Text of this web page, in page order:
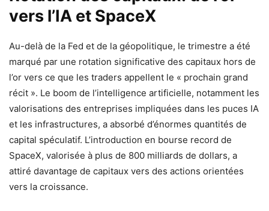
vers l’IA et SpaceX
Au-delà de la Fed et de la géopolitique, le trimestre a été
marqué par une rotation significative des capitaux hors de
l’or vers ce que les traders appellent le « prochain grand
récit ». Le boom de l’intelligence artificielle, notamment les
valorisations des entreprises impliquées dans les puces IA
et les infrastructures, a absorbé d’énormes quantités de
capital spéculatif. L’introduction en bourse record de
SpaceX, valorisée à plus de 800 milliards de dollars, a
attiré davantage de capitaux vers des actions orientées
vers la croissance.